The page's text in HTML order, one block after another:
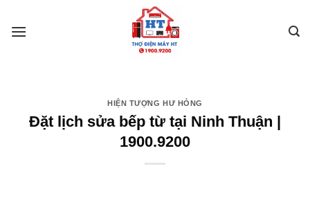
HIỆN TƯỢNG HƯ HỎNG
Đặt lịch sửa bếp từ tại Ninh Thuận |
1900.9200